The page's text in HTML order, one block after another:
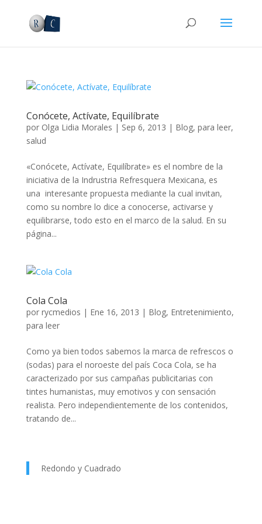
Conócete, Actívate, Equilíbrate
por Olga Lidia Morales | Sep 6, 2013 | Blog, para leer,
salud
«Conócete, Actívate, Equilíbrate» es el nombre de la
iniciativa de la Indrustria Refresquera Mexicana, es
una interesante propuesta mediante la cual invitan,
como su nombre lo dice a conocerse, activarse y
equilibrarse, todo esto en el marco de la salud. En su
página...
Cola Cola
por rycmedios | Ene 16, 2013 | Blog, Entretenimiento,
para leer
Como ya bien todos sabemos la marca de refrescos o
(sodas) para el noroeste del país Coca Cola, se ha
caracterizado por sus campañas publicitarias con
tintes humanistas, muy emotivos y con sensación
realista. Pero independientemente de los contenidos,
tratando de...
Redondo y Cuadrado